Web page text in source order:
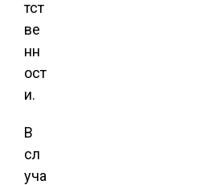
тст
ве
нн
ост
и.
В
сл
уча